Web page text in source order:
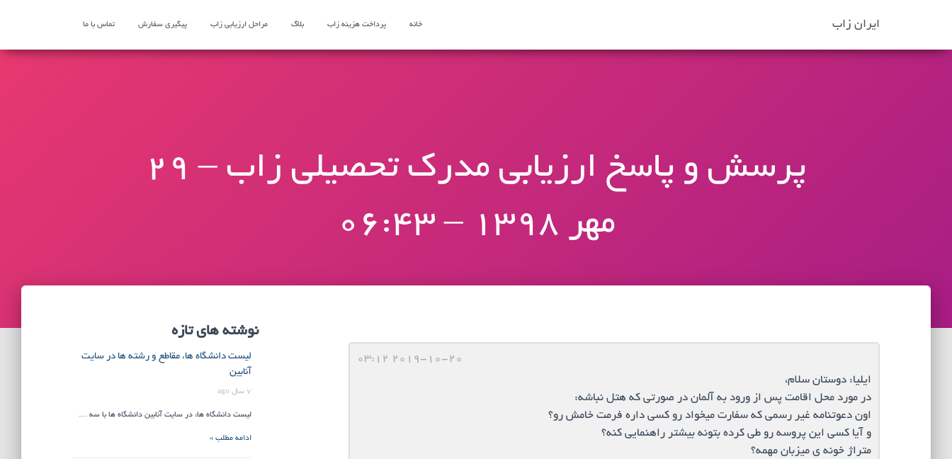
ایران زاب خانه پرداخت هزینه زاب بلاگ مراحل ارزیابی زاب پیگیری سفارش تماس با ما
پرسش و پاسخ ارزیابی مدرک تحصیلی زاب – 29
مهر 1398 – 06:43
2019-10-20 03:12
ایلیا: دوستان سلام،
در مورد محل اقامت پس از ورود به آلمان در صورتی که هتل نباشه:
اون دعوتنامه غیر رسمی که سفارت میخواد رو کسی داره فرمت خامش رو؟
و آیا کسی این پروسه رو طی کرده بتونه بیشتر راهنمایی کنه؟
متراژ خونه ی میزبان مهمه؟
نوشته های تازه
لیست دانشگاه ها، مقاطع و رشته ها در سایت
آنابین
7 سال ago
لیست دانشگاه ها: در سایت آنابین دانشگاه ها با سه …
ادامه مطلب »